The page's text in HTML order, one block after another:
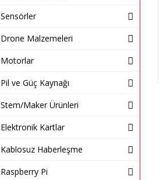
Sensörler
Drone Malzemeleri
Motorlar
Pil ve Güç Kaynağı
Stem/Maker Ürünleri
Elektronik Kartlar
Kablosuz Haberleşme
Raspberry Pi